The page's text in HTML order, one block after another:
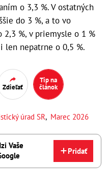
o 3,3 %. V ostatných
do 3 %, a to vo
2,3 %, v priemysle o 1 %
len nepatrne o 0,5 %.
Zdieľať
Tip na
článok
úrad SR, Marec 2026
Vaše
Pridať